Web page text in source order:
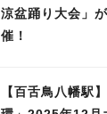
涼盆踊り大会」
催！
【百舌鳥八幡駅